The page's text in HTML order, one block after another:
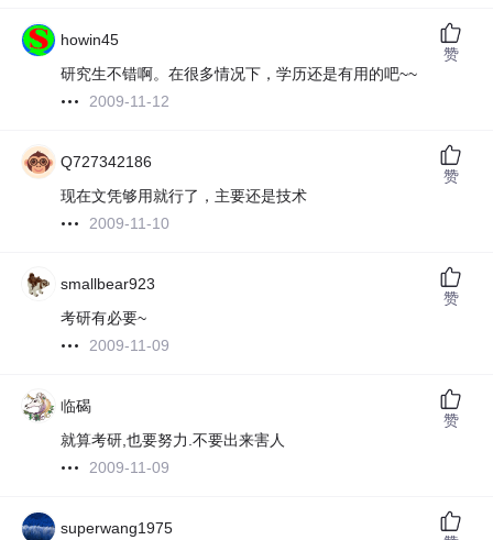
howin45
研究生不错啊。在很多情况下，学历还是有用的吧~~
2009-11-12
赞
Q727342186
现在文凭够用就行了，主要还是技术
2009-11-10
赞
smallbear923
考研有必要~
2009-11-09
赞
临碣
就算考研,也要努力.不要出来害人
2009-11-09
赞
superwang1975